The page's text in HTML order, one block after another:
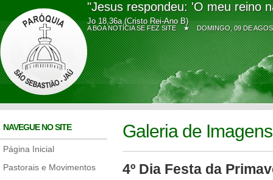
"Jesus respondeu: 'O meu reino
Jo 18,36a (Cristo Rei-Ano B)
A BOA NOTÍCIA SE FEZ SITE ★DOMINGO, 09 DE
NAVEGUE NO SITE
Página Inicial
Pastorais e Movimentos
Galeria de Imagens
4º Dia Festa da